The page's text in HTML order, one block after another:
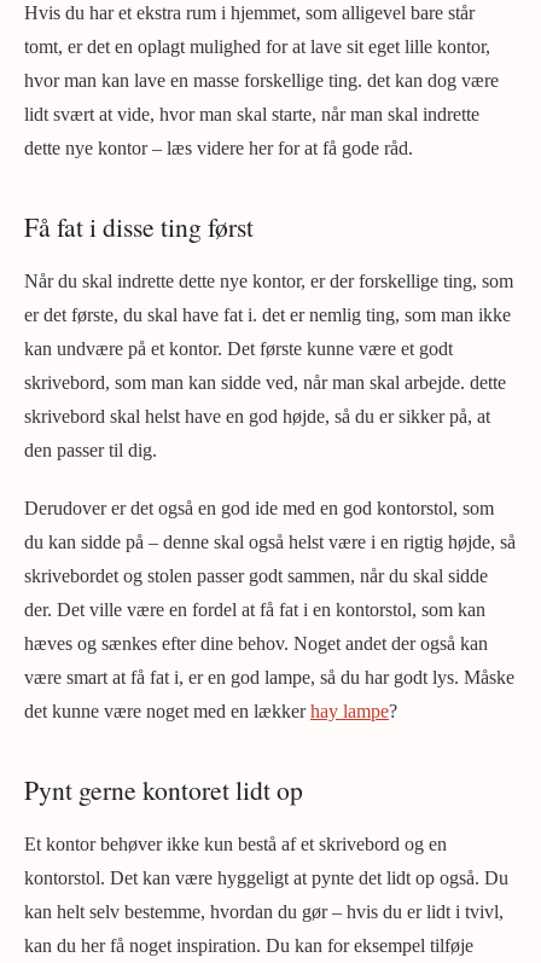
Hvis du har et ekstra rum i hjemmet, som alligevel bare står
tomt, er det en oplagt mulighed for at lave sit eget lille kontor,
hvor man kan lave en masse forskellige ting. det kan dog være
lidt svært at vide, hvor man skal starte, når man skal indrette
dette nye kontor – læs videre her for at få gode råd.
Få fat i disse ting først
Når du skal indrette dette nye kontor, er der forskellige ting, som
er det første, du skal have fat i. det er nemlig ting, som man ikke
kan undvære på et kontor. Det første kunne være et godt
skrivebord, som man kan sidde ved, når man skal arbejde. dette
skrivebord skal helst have en god højde, så du er sikker på, at
den passer til dig.
Derudover er det også en god ide med en god kontorstol, som
du kan sidde på – denne skal også helst være i en rigtig højde, så
skrivebordet og stolen passer godt sammen, når du skal sidde
der. Det ville være en fordel at få fat i en kontorstol, som kan
hæves og sænkes efter dine behov. Noget andet der også kan
være smart at få fat i, er en god lampe, så du har godt lys. Måske
det kunne være noget med en lækkerhay lampe?
Pynt gerne kontoret lidt op
Et kontor behøver ikke kun bestå af et skrivebord og en
kontorstol. Det kan være hyggeligt at pynte det lidt op også. Du
kan helt selv bestemme, hvordan du gør – hvis du er lidt i tvivl,
kan du her få noget inspiration. Du kan for eksempel tilføje